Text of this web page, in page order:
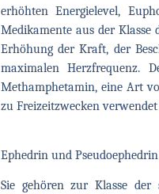
erhöhten Energielevel,
Medikamente aus der Klasse
Erhöhung der Kraft, der
maximalen Herzfrequenz.
Methamphetamin, eine Art
zu Freizeitzwecken
Ephedrin und Pseudoephedrin
Sie gehören zur Klasse der